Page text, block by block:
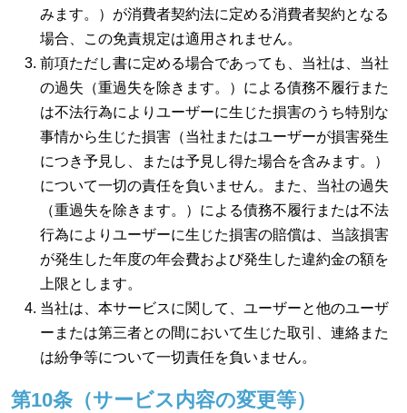
みます。）が消費者契約法に定める消費者契約となる
場合、この免責規定は適用されません。
前項ただし書に定める場合であっても、当社は、当社
の過失（重過失を除きます。）による債務不履行また
は不法行為によりユーザーに生じた損害のうち特別な
事情から生じた損害（当社またはユーザーが損害発生
につき予見し、または予見し得た場合を含みます。）
について一切の責任を負いません。また、当社の過失
（重過失を除きます。）による債務不履行または不法
行為によりユーザーに生じた損害の賠償は、当該損害
が発生した年度の年会費および発生した違約金の額を
上限とします。
当社は、本サービスに関して、ユーザーと他のユーザ
ーまたは第三者との間において生じた取引、連絡また
は紛争等について一切責任を負いません。
第10条（サービス内容の変更等）